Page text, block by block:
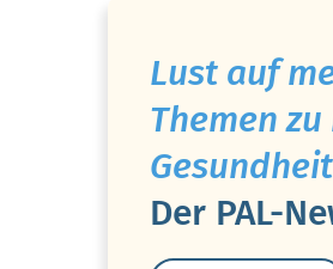
Lust auf
Themen
Der PAL-